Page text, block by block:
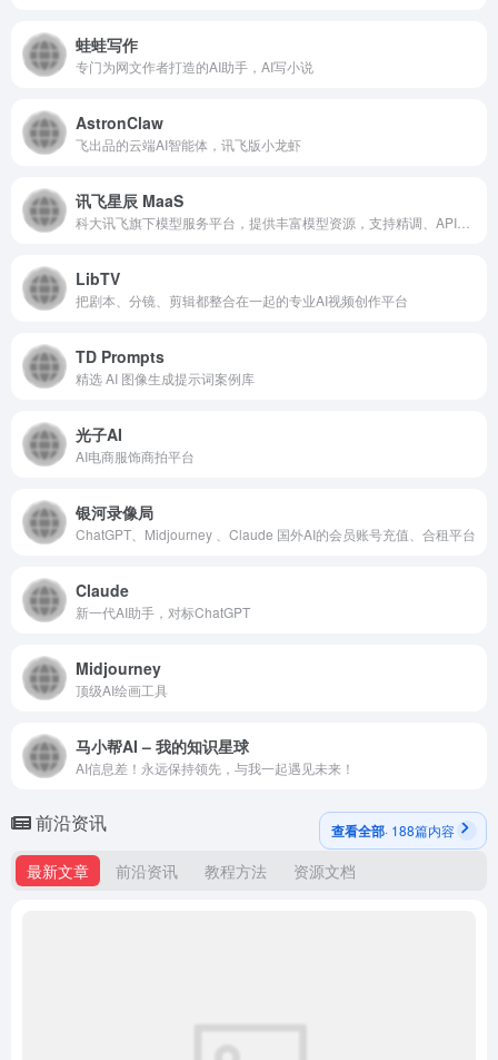
蛙蛙写作
专门为网文作者打造的AI助手，AI写小说
AstronClaw
飞出品的云端AI智能体，讯飞版小龙虾
讯飞星辰 MaaS
LibTV
把剧本、分镜、剪辑都整合在一起的专业AI视频创作平台
TD Prompts
精选 AI 图像生成提示词案例库
光子AI
AI电商服饰商拍平台
银河录像局
ChatGPT、Midjourney 、Claude 国外AI的会员账号充值、合租平台
Claude
新一代AI助手，对标ChatGPT
Midjourney
顶级AI绘画工具
马小帮AI – 我的知识星球
AI信息差！永远保持领先，与我一起遇见未来！
前沿资讯
最新文章 前沿资讯 教程方法 资源文档
查看全部· 188篇内容